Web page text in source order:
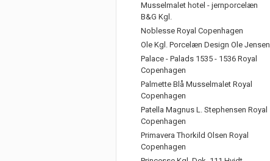
Musselmalet hotel - jernporcelæn
B&G Kgl.
Noblesse Royal Copenhagen
Ole Kgl. Porcelæn Design Ole Jensen
Palace - Palads 1535 - 1536 Royal
Copenhagen
Palmette Blå Musselmalet Royal
Copenhagen
Patella Magnus L. Stephensen Royal
Copenhagen
Primavera Thorkild Olsen Royal
Copenhagen